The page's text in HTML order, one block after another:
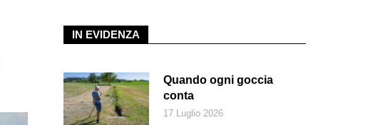
IN EVIDENZA
Quando ogni goccia
conta
17 Luglio 2026